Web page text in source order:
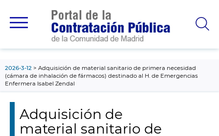
principal
2026-3-12
Adquisición de material sanitario de primera necesidad
(cámara de inhalación de fármacos) destinado al H. de Emergencias
Enfermera Isabel Zendal
Adquisición de
material sanitario de